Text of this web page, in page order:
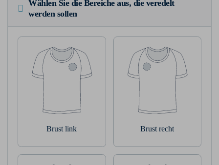
Wählen Sie die Bereiche aus, die veredelt
werden sollen
Brust link Brust recht